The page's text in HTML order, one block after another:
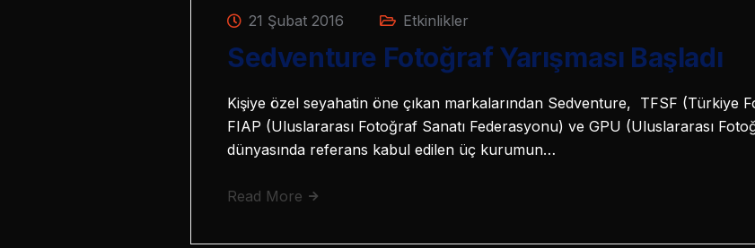
21 Şubat 2016 Etkinlikler
Sedventure Fotoğraf Yarışması Başladı
Kişiye özel seyahatin öne çıkan markalarından Sedventure, TFSF (Türkiye
FIAP (Uluslararası Fotoğraf Sanatı Federasyonu) ve GPU (Uluslararası
dünyasında referans kabul edilen üç kurumun…
Read More